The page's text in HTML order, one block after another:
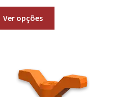
Ver opções